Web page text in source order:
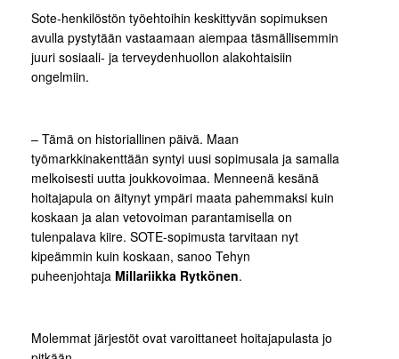
Sote-henkilöstön työehtoihin keskittyvän sopimuksen
avulla pystytään vastaamaan aiempaa täsmällisemmin
juuri sosiaali- ja terveydenhuollon alakohtaisiin
ongelmiin.
– Tämä on historiallinen päivä. Maan
työmarkkinakenttään syntyi uusi sopimusala ja samalla
melkoisesti uutta joukkovoimaa. Menneenä kesänä
hoitajapula on äitynyt ympäri maata pahemmaksi kuin
koskaan ja alan vetovoiman parantamisella on
tulenpalava kiire. SOTE-sopimusta tarvitaan nyt
kipeämmin kuin koskaan, sanoo Tehyn
puheenjohtaja Millariikka Rytkönen.
Molemmat järjestöt ovat varoittaneet hoitajapulasta jo